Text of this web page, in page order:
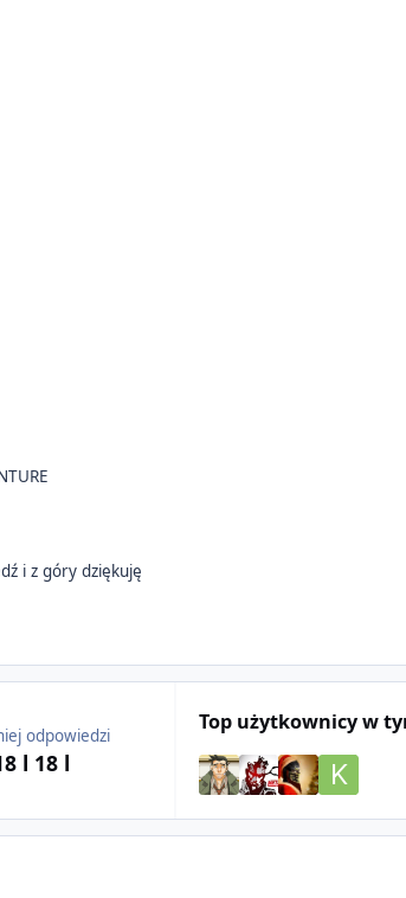
i z góry dziękuję
odpowiedzi
l 18 l
Top użytkownicy w